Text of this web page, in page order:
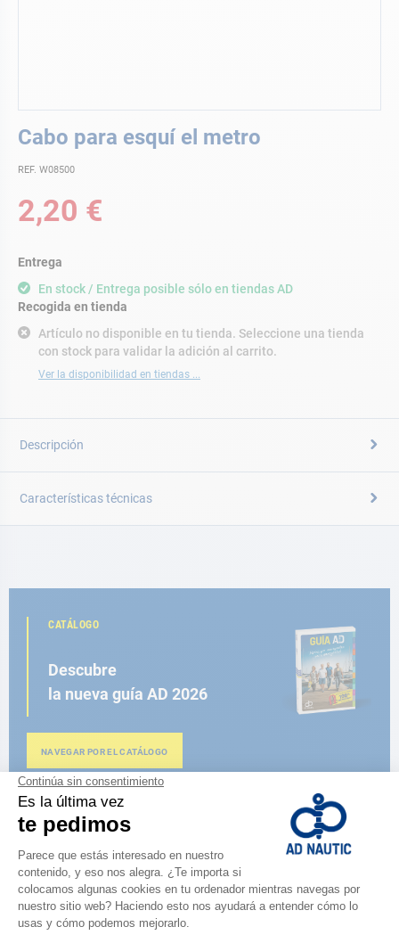
Cabo para esquí el metro
REF. W08500
2,20 €
Entrega
En stock / Entrega posible sólo en tiendas AD
Artículo no disponible en tu tienda. Seleccione una tienda
con stock para validar la adición al carrito.
Ver la disponibilidad en tiendas ...
Recogida en tienda
al
de
galería
de
Descripción
Características técnicas
CATÁLOGO
Descubre
la nueva guía AD 2026
NAVEGAR POR EL CATÁLOGO
ESPACIO FIDELIDAD
¿Eres apasionado?
Benefíciate de ventajas exclusivas